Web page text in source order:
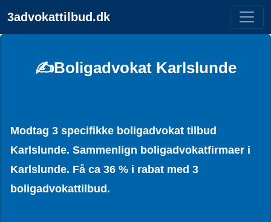
3advokattilbud.dk
✍️Boligadvokat Karlslunde
Modtag 3 specifikke boligadvokat tilbud
Karlslunde. Sammenlign boligadvokatfirmaer i
Karlslunde. Få ca 36 % i rabat med 3
boligadvokattilbud.